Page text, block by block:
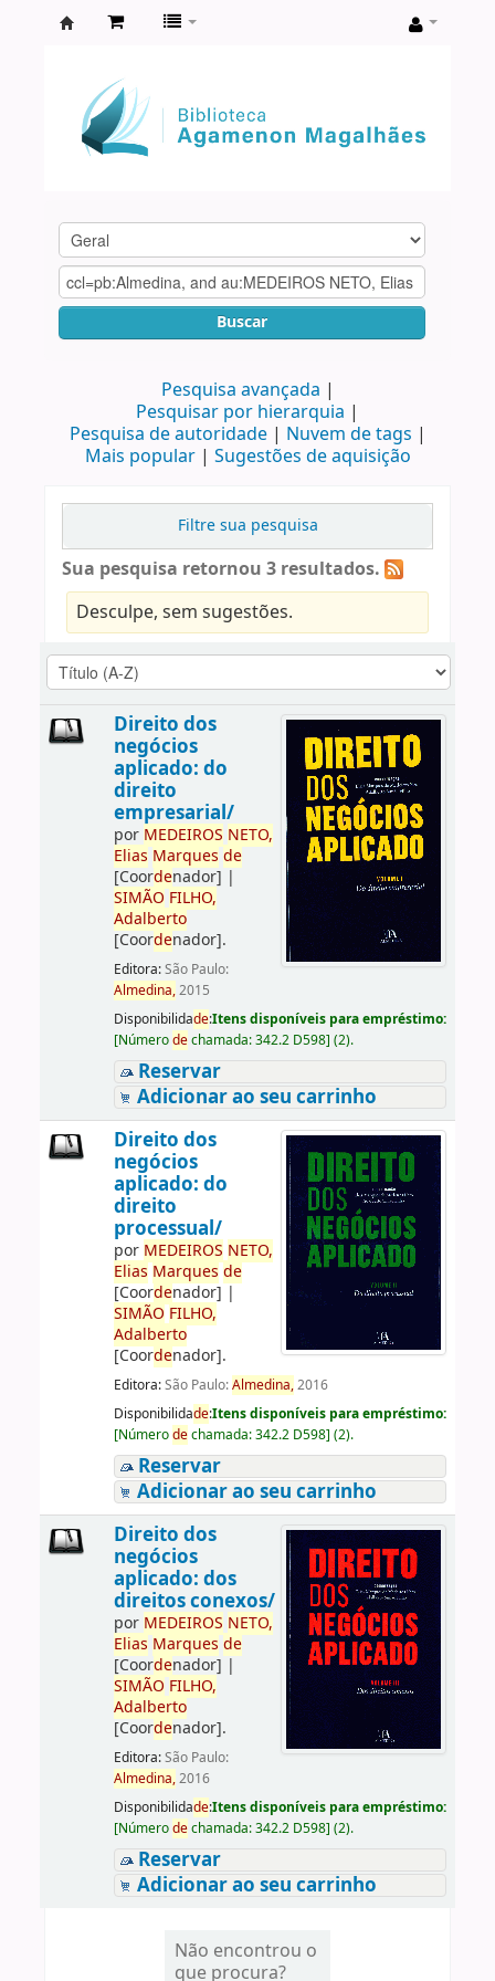
Agamenon
Magalhães
Buscar
Pesquisa avançada
Pesquisar por hierarquia
Pesquisa de autoridade
Nuvem de tags
Mais popular
Sugestões de aquisição
Filtre sua pesquisa
Sua pesquisa retornou 3 resultados.
Desculpe, sem sugestões.
Direito dos
negócios
aplicado: do
direito
empresarial/
por MEDEIROS NETO,
Elias Marques de
[Coordenador] |
SIMÃO FILHO,
Adalberto
[Coordenador].
Editora:São Paulo:
Almedina,2015
Disponibilidade:Itens disponíveis para empréstimo:
[Númerodechamada:342.2 D598] (2).
Reservar
Adicionar ao seu carrinho
Direito dos
negócios
aplicado: do
direito
processual/
por MEDEIROS NETO,
Elias Marques de
[Coordenador] |
SIMÃO FILHO,
Adalberto
[Coordenador].
Editora:São Paulo:Almedina,2016
Disponibilidade:Itens disponíveis para empréstimo:
[Númerodechamada:342.2 D598] (2).
Reservar
Adicionar ao seu carrinho
Direito dos
negócios
aplicado: dos
direitos conexos/
por MEDEIROS NETO,
Elias Marques de
[Coordenador] |
SIMÃO FILHO,
Adalberto
[Coordenador].
Editora:São Paulo:
Almedina,2016
Disponibilidade:Itens disponíveis para empréstimo:
[Númerodechamada:342.2 D598] (2).
Reservar
Adicionar ao seu carrinho
Não encontrou o
que procura?